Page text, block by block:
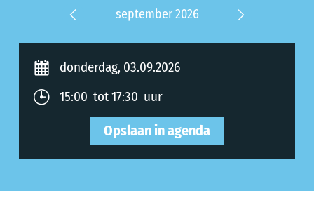
september 2026
donderdag, 03.09.2026
15:00 tot 17:30 uur
Opslaan in agenda